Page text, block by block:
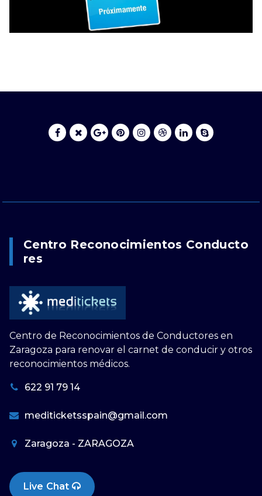
Centro Reconocimientos Conducto
Res
Centro de Reconocimientos de Conductores en
Zaragoza para renovar el carnet de conducir y otros
reconocimientos médicos.
622 91 79 14
mediticketsspain@gmail.com
Zaragoza - ZARAGOZA
Live Chat